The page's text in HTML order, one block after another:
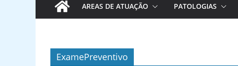
AREAS DE ATUAÇÃO PATOLOGIAS
ExamePreventivo